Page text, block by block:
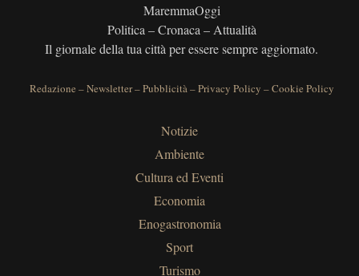
MaremmaOggi
Politica – Cronaca – Attualità
Il giornale della tua città per essere sempre aggiornato.
Redazione –Newsletter–Pubblicità–Privacy Policy –Cookie Policy
Notizie
Ambiente
Cultura ed Eventi
Economia
Enogastronomia
Sport
Turismo